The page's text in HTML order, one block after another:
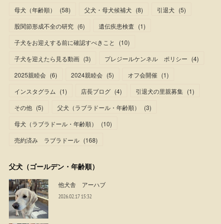
母犬（年齢順）
(58) 父犬・母犬候補犬 (8) 引退犬 (5)
股関節形成不全の研究 (6) 遺伝疾患検査 (1)
子犬をお迎えする前に確認すべきこと
(10)
子犬を迎えたら見る動画 (3) プレジールケンネル ポリシー (4)
2025親睦会 (6) 2024親睦会 (5) オフ会開催 (1)
インスタグラム (1) 店長ブログ (4) 引退犬の里親募集 (1)
その他 (5) 父犬（ラブラドール・年齢順） (3)
母犬（ラブラドール・年齢順）
(10)
売約済み ラブラドール (168)
父犬（ゴールデン・年齢順）
他犬舎 アーハブ
2026.02.17 15:32